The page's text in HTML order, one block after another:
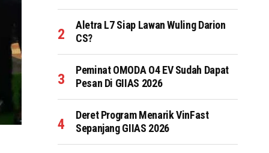
Aletra L7 Siap Lawan Wuling Darion
CS?
Peminat OMODA O4 EV Sudah Dapat
Pesan Di GIIAS 2026
Deret Program Menarik VinFast
Sepanjang GIIAS 2026